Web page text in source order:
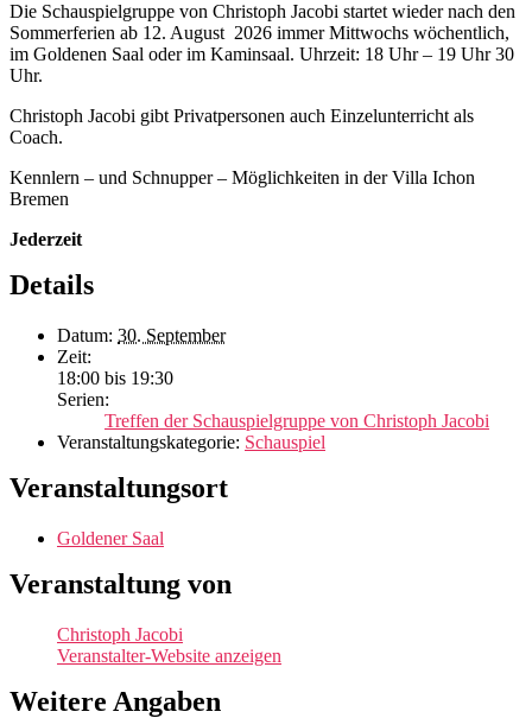
Die Schauspielgruppe von Christoph Jacobi startet wieder nach den
Sommerferien ab 12. August 2026 immer Mittwochs wöchentlich,
im Goldenen Saal oder im Kaminsaal. Uhrzeit: 18 Uhr – 19 Uhr 30
Uhr.
Christoph Jacobi gibt Privatpersonen auch Einzelunterricht als
Coach.
Kennlern – und Schnupper – Möglichkeiten in der Villa Ichon
Bremen
Jederzeit
Details
Datum: 30. September
Zeit:
18:00 bis 19:30
Serien:
Treffen der Schauspielgruppe von Christoph Jacobi
Veranstaltungskategorie: Schauspiel
Veranstaltungsort
Goldener Saal
Veranstaltung von
Christoph Jacobi
Veranstalter-Website anzeigen
Weitere Angaben